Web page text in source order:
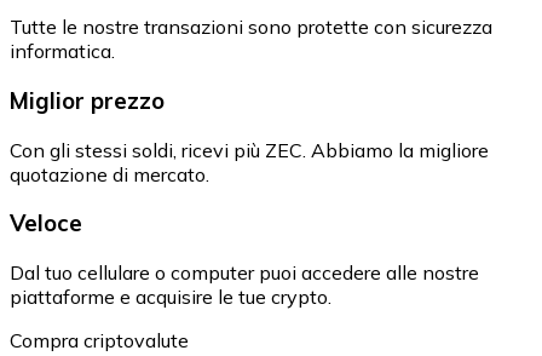
Tutte le nostre transazioni sono protette con sicurezza
informatica.
Miglior prezzo
Con gli stessi soldi, ricevi più ZEC. Abbiamo la migliore
quotazione di mercato.
Veloce
Dal tuo cellulare o computer puoi accedere alle nostre
piattaforme e acquisire le tue crypto.
Compra criptovalute